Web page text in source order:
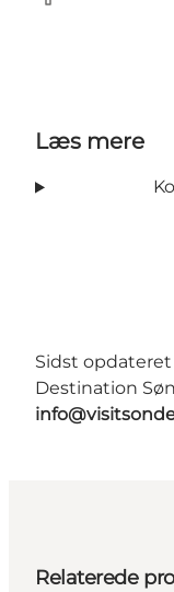
facebook
Læs mere
Sidst opdateret
Destination
Relaterede